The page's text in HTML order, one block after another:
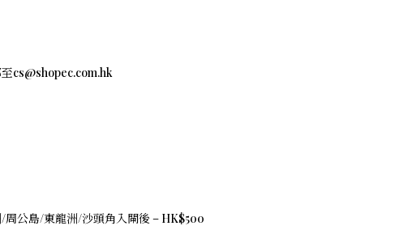
cs@shopec.com.hk
公島/東龍洲/沙頭角入閘後 – HK$500